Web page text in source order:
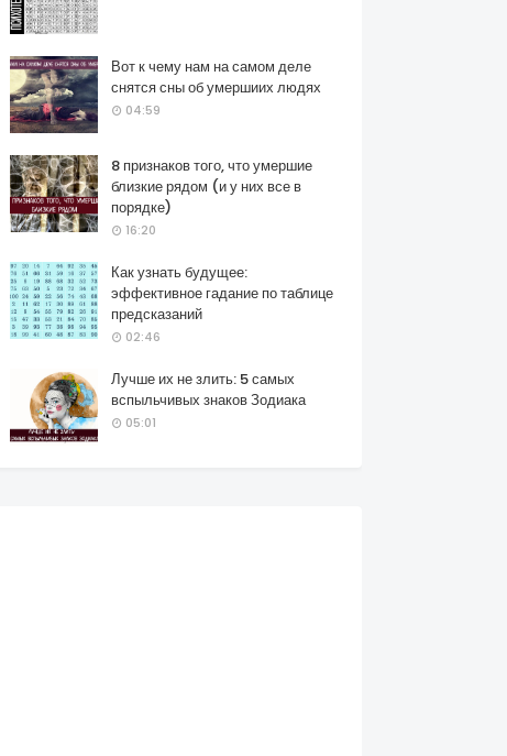
Вот к чему нам на самом деле
снятся сны об умершиих людях
04:59
8 признаков того, что умершие
близкие рядом (и у них все в
порядке)
16:20
Как узнать будущее:
эффективное гадание по таблице
предсказаний
02:46
Лучше их не злить: 5 самых
вспыльчивых знаков Зодиака
05:01